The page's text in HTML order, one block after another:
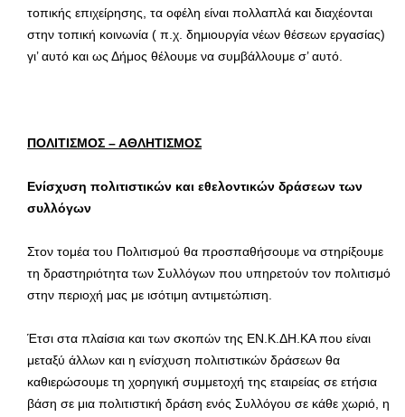
τοπικής επιχείρησης, τα οφέλη είναι πολλαπλά και διαχέονται
στην τοπική κοινωνία ( π.χ. δημιουργία νέων θέσεων εργασίας)
γι’ αυτό και ως Δήμος θέλουμε να συμβάλλουμε σ’ αυτό.
ΠΟΛΙΤΙΣΜΟΣ – ΑΘΛΗΤΙΣΜΟΣ
Ενίσχυση πολιτιστικών και εθελοντικών δράσεων των
συλλόγων
Στον τομέα του Πολιτισμού θα προσπαθήσουμε να στηρίξουμε
τη δραστηριότητα των Συλλόγων που υπηρετούν τον πολιτισμό
στην περιοχή μας με ισότιμη αντιμετώπιση.
Έτσι στα πλαίσια και των σκοπών της ΕΝ.Κ.ΔΗ.ΚΑ που είναι
μεταξύ άλλων και η ενίσχυση πολιτιστικών δράσεων θα
καθιερώσουμε τη χορηγική συμμετοχή της εταιρείας σε ετήσια
βάση σε μια πολιτιστική δράση ενός Συλλόγου σε κάθε χωριό, η